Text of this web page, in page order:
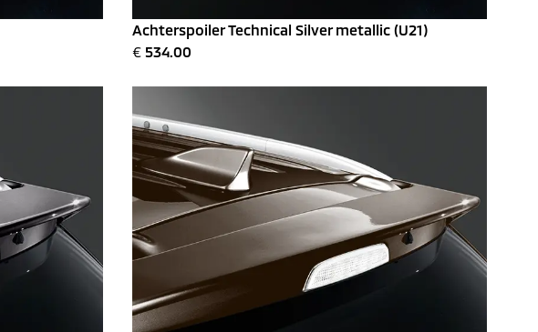
Achterspoiler Technical Silver metallic (U21)
€ 534.00